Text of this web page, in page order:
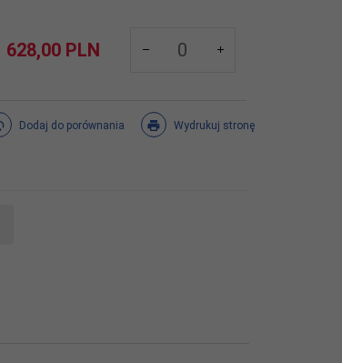
628,00 PLN
Dodaj do porównania Wydrukuj stronę